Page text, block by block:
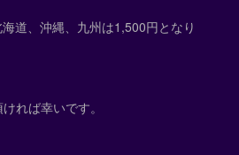
道、沖縄、九州は1,500円となり
れば幸いです。